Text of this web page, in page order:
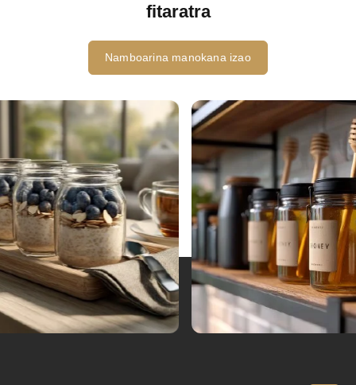
fitaratra
Namboarina manokana izao